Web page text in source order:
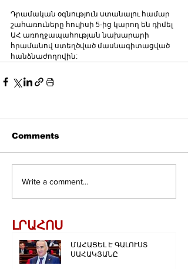
Դրամական օգնություն ստանալու համար
շահառուները հուլիսի 5-ից կարող են դիմել
ԱՀ առողջապահության նախարարի
հրամանով ստեղծված մասնագիտացված
հանձնաժողովին:
Comments
Write a comment...
ԼՐԱՀՈՍ
ՄԱՀԱՑԵԼ Է ԳԱԼՈՒՍՏ
ՍԱՀԱԿՅԱՆԸ